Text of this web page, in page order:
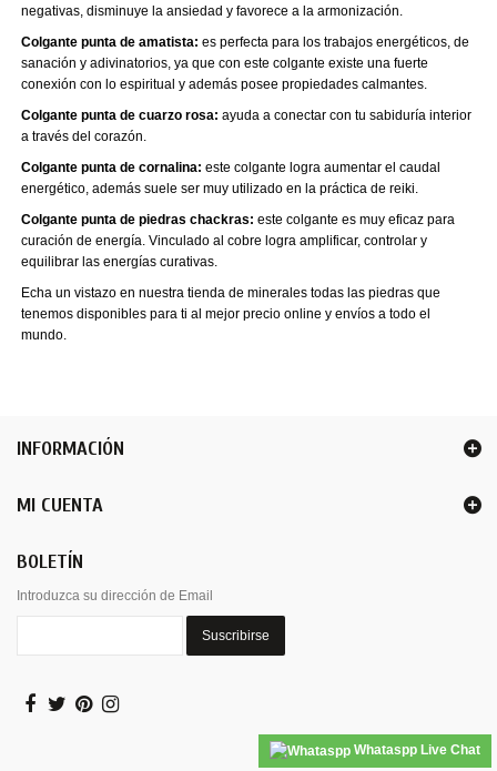
negativas, disminuye la ansiedad y favorece a la armonización.
Colgante punta de amatista: es perfecta para los trabajos energéticos, de
sanación y adivinatorios, ya que con este colgante existe una fuerte
conexión con lo espiritual y además posee propiedades calmantes.
Colgante punta de cuarzo rosa: ayuda a conectar con tu sabiduría interior
a través del corazón.
Colgante punta de cornalina: este colgante logra aumentar el caudal
energético, además suele ser muy utilizado en la práctica de reiki.
Colgante punta de piedras chackras: este colgante es muy eficaz para
curación de energía. Vinculado al cobre logra amplificar, controlar y
equilibrar las energías curativas.
Echa un vistazo en nuestra tienda de minerales todas las piedras que
tenemos disponibles para ti al mejor precio online y envíos a todo el
mundo.
INFORMACIÓN
MI CUENTA
BOLETÍN
Introduzca su dirección de Email
Suscribirse
Whataspp Live Chat